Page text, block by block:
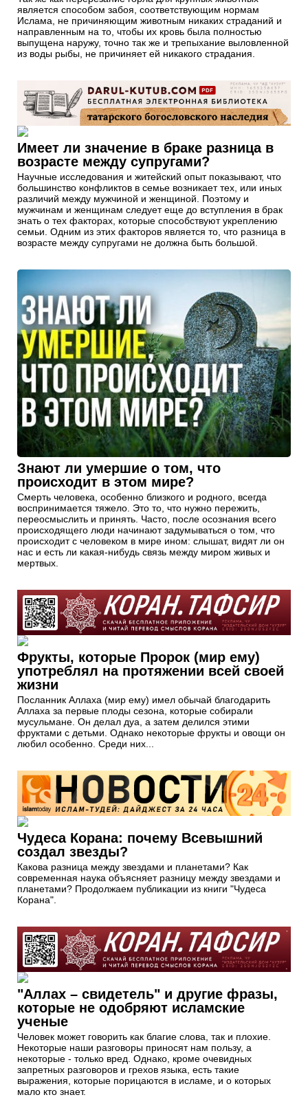
Имеет ли значение в браке разница в
возрасте между супругами?
Научные исследования и житейский опыт показывают, что
большинство конфликтов в семье возникает тех, или иных
различий между мужчиной и женщиной. Поэтому и
мужчинам и женщинам следует еще до вступления в брак
знать о тех факторах, которые способствуют укреплению
семьи. Одним из этих факторов является то, что разница в
возрасте между супругами не должна быть большой.
Знают ли умершие о том, что
происходит в этом мире?
Смерть человека, особенно близкого и родного, всегда
воспринимается тяжело. Это то, что нужно пережить,
переосмыслить и принять. Часто, после осознания всего
происходящего люди начинают задумываться о том, что
происходит с человеком в мире ином: слышат, видят ли он
нас и есть ли какая-нибудь связь между миром живых и
мертвых.
Фрукты, которые Пророк (мир ему)
употреблял на протяжении всей своей
жизни
Посланник Аллаха (мир ему) имел обычай благодарить
Аллаха за первые плоды сезона, которые собирали
мусульмане. Он делал дуа, а затем делился этими
фруктами с детьми. Однако некоторые фрукты и овощи он
любил особенно. Среди них...
Чудеса Корана: почему Всевышний
создал звезды?
Какова разница между звездами и планетами? Как
современная наука объясняет разницу между звездами и
планетами? Продолжаем публикации из книги "Чудеса
Корана".
"Аллах – свидетель" и другие фразы,
которые не одобряют исламские
ученые
Человек может говорить как благие слова, так и плохие.
Некоторые наши разговоры приносят нам пользу, а
некоторые - только вред. Однако, кроме очевидных
запретных разговоров и грехов языка, есть такие
выражения, которые порицаются в исламе, и о которых
мало кто знает.